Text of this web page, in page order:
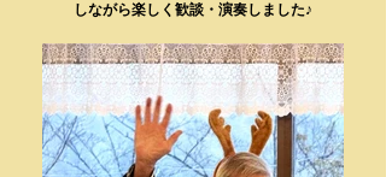
しながら楽しく歓談・演奏しました♪